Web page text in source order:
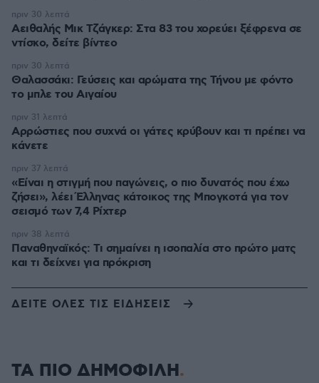
Αειθαλής Μικ Τζάγκερ: Στα 83 του χορεύει ξέφρενα σε
ντίσκο, δείτε βίντεο
πριν 30 λεπτά
Θαλασσάκι: Γεύσεις και αρώματα της Τήνου με φόντο
το μπλε του Αιγαίου
πριν 30 λεπτά
Αρρώστιες που συχνά οι γάτες κρύβουν και τι πρέπει να
κάνετε
πριν 31 λεπτά
«Είναι η στιγμή που παγώνεις, ο πιο δυνατός που έχω
ζήσει», λέει Έλληνας κάτοικος της Μπογκοτά για τον
σεισμό των 7,4 Ρίχτερ
πριν 37 λεπτά
Παναθηναϊκός: Τι σημαίνει η ισοπαλία στο πρώτο ματς
και τι δείχνει για πρόκριση
πριν 38 λεπτά
ΔΕΙΤΕ ΟΛΕΣ ΤΙΣ ΕΙΔΗΣΕΙΣ
ΤΑ ΠΙΟ ΔΗΜΟΦΙΛΗ